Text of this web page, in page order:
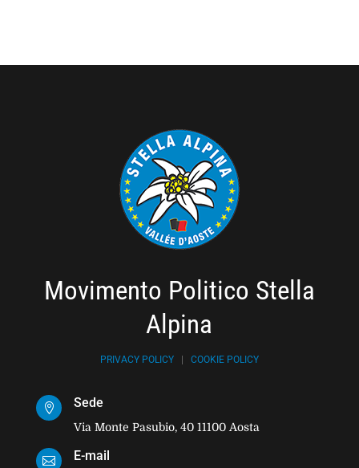
Movimento Politico Stella
Alpina
PRIVACY POLICY| COOKIE POLICY
 Sede
Via Monte Pasubio, 40 11100 Aosta
 E-mail